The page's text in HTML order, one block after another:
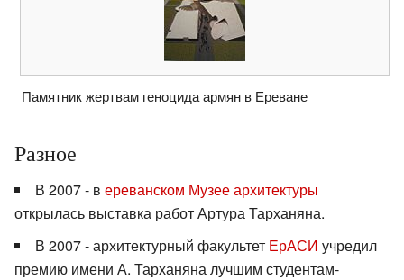
Памятник жертвам геноцида армян в Ереване
Разное
В 2007 - в ереванском Музее архитектуры
открылась выставка работ Артура Тарханяна.
В 2007 - архитектурный факультет ЕрАСИ учредил
премию имени А. Тарханяна лучшим студентам-